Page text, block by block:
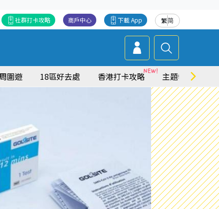
繁简
下載 App
商戶中心
社群打卡攻略
圍遊 18區好去處 香港打卡攻略 主題特集